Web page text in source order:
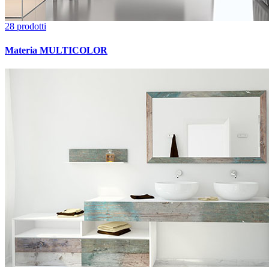
28 prodotti
Materia MULTICOLOR